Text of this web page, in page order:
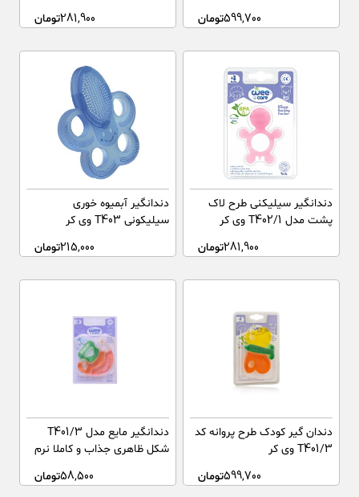
599,700تومان
281,900تومان
دندانگیر سیلیکنی طرح لاک
پشت مدل T402/1 وی کر
281,900تومان
دندانگیر آبمیوه خوری
سیلیکونی T403 وی کر
215,000تومان
دندان گیر کودک طرح پروانه کد
T401/3 وی کر
599,700تومان
دندانگیر مایع مدل T401/3
شکل ظاهری جذاب و کاملا نرم
58,500تومان